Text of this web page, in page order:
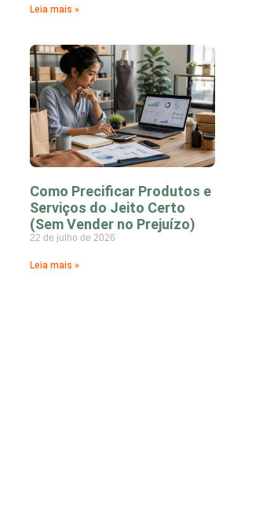
Leia mais »
Como Precificar Produtos e
Serviços do Jeito Certo
(Sem Vender no Prejuízo)
22 de julho de 2026
Leia mais »